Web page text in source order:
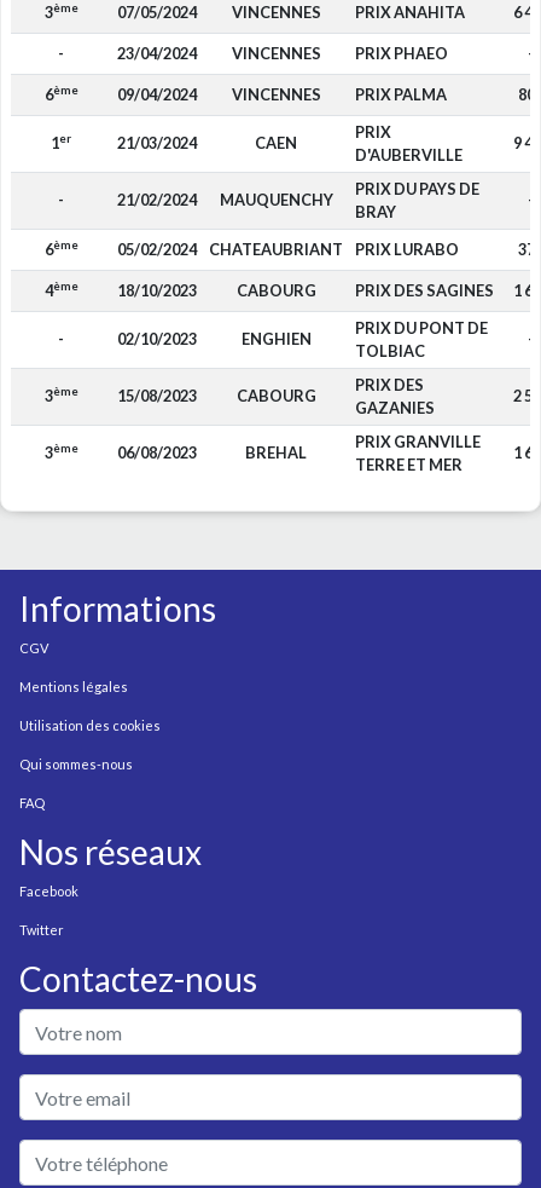
3ème 07/05/2024 VINCENNES PRIX ANAHITA 6
- 23/04/2024 VINCENNES PRIX PHAEO -
6ème 09/04/2024 VINCENNES PRIX PALMA
1er 21/03/2024 CAEN
PRIX
D'AUBERVILLE
9
- 21/02/2024 MAUQUENCHY
PRIX DU PAYS DE
BRAY
-
6ème 05/02/2024 CHATEAUBRIANT PRIX LURABO
4ème 18/10/2023 CABOURG PRIX DES SAGINES 1
- 02/10/2023 ENGHIEN
PRIX DU PONT DE
TOLBIAC
-
3ème 15/08/2023 CABOURG
PRIX DES
GAZANIES
2
3ème 06/08/2023 BREHAL
PRIX GRANVILLE
TERRE ET MER
1
Informations
CGV
Mentions légales
Utilisation des cookies
Qui sommes-nous
FAQ
Nos réseaux
Facebook
Twitter
Contactez-nous